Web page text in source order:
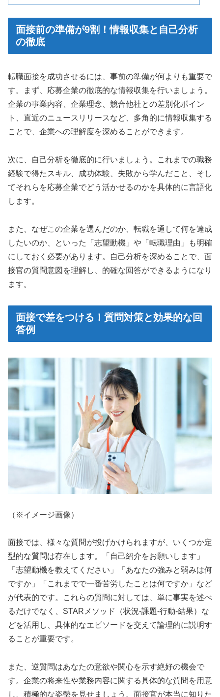
面接前の準備が9割！情報収集と自己分析
の徹底
転職面接を成功させるには、事前の準備が何よりも重要で
す。まず、応募企業の徹底的な情報収集を行いましょう。
企業の事業内容、企業理念、競合他社との差別化ポイン
ト、直近のニュースリリースなど、多角的に情報収集する
ことで、企業への理解度を深めることができます。
次に、自己分析を徹底的に行いましょう。これまでの職務
経験で得たスキル、成功体験、失敗から学んだこと、そし
てそれらを応募企業でどう活かせるのかを具体的に言語化
します。
また、なぜこの企業を選んだのか、転職を通して何を達成
したいのか、といった「志望動機」や「転職理由」も明確
にしておく必要があります。自己分析を深めることで、面
接官の質問意図を理解し、的確な回答ができるようになり
ます。
面接で差をつける！質問対策と効果的な回
答例
（※イメージ画像）
面接では、様々な質問が投げかけられますが、いくつか定
型的な質問は存在します。「自己紹介をお願いします」
「志望動機を教えてください」「あなたの強みと弱みは何
ですか」「これまでで一番苦労したことは何ですか」など
が代表的です。これらの質問に対しては、単に事実を述べ
るだけでなく、STARメソッド（状況-課題-行動-結果）な
どを活用し、具体的なエピソードを交えて論理的に説明す
ることが重要です。
また、逆質問はあなたの意欲や関心を示す絶好の機会で
す。企業の将来性や業務内容に関する具体的な質問を用意
し、積極的な姿勢を見せましょう。面接官が本当に知りた